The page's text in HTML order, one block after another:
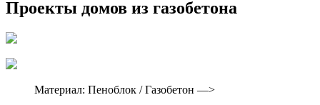
Проекты домов из газобетона
Материал: Пеноблок / Газобетон —>